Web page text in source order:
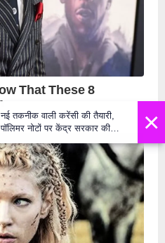
×
नई तकनीक वाली करेंसी की तैयारी,
पॉलिमर नोटों पर केंद्र सरकार की
₹10 और ₹20 के नोट - Daily Lok
Manch PM Modi U